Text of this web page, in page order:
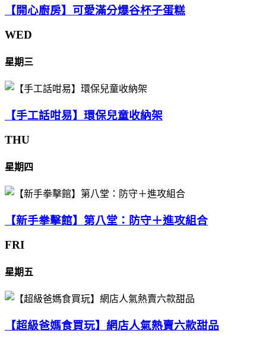
【開心廚房】可愛滿分爆谷杯子蛋糕
WED
星期三
【手工話咁易】環保兒童收納架
THU
星期四
【新手拳擊館】第八堂：防守＋進攻組合
FRI
星期五
【超級爸媽食買玩】網店人氣熱賣六款甜品